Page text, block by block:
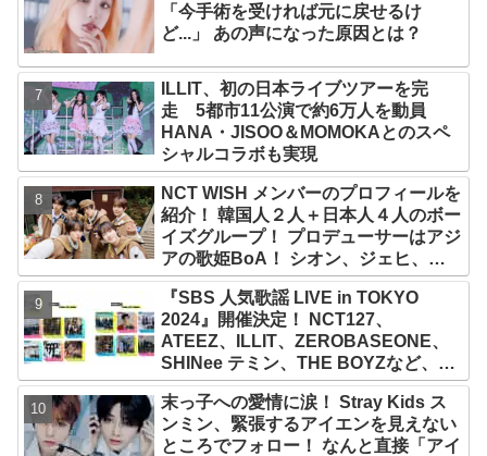
「今手術を受ければ元に戻せるけ
ど...」 あの声になった原因とは？
ILLIT、初の日本ライブツアーを完
走 5都市11公演で約6万人を動員
HANA・JISOO＆MOMOKAとのスペ
シャルコラボも実現
NCT WISH メンバーのプロフィールを
紹介！ 韓国人２人＋日本人４人のボー
イズグループ！ プロデューサーはアジ
アの歌姫BoA！ シオン、ジェヒ、リ
ク、ユウシ、リョウ、サクヤの魅力を
徹底解説
『SBS 人気歌謡 LIVE in TOKYO
2024』開催決定！ NCT127、
ATEEZ、ILLIT、ZEROBASEONE、
SHINee テミン、THE BOYZなど、豪
華アーティスト出演決定！ 10月12
日・13日、さいたまスーパーアリーナ
にて
末っ子への愛情に涙！ Stray Kids ス
ンミン、緊張するアイエンを見えない
ところでフォロー！ なんと直接「アイ